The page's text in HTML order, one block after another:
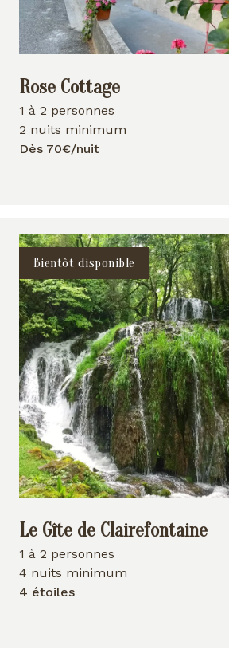
Rose Cottage
1 à 2 personnes
2 nuits minimum
Dès 70€/nuit
Bientôt disponible
Le Gîte de Clairefontaine
1 à 2 personnes
4 nuits minimum
4 étoiles